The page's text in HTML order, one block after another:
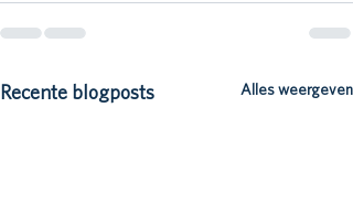
Recente blogposts Alles weergeven